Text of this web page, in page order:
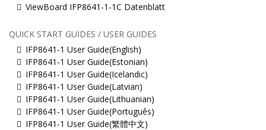
ViewBoard IFP8641-1-1C Datenblatt
QUICK START GUIDES / USER GUIDES
IFP8641-1 User Guide(English)
IFP8641-1 User Guide(Estonian)
IFP8641-1 User Guide(Icelandic)
IFP8641-1 User Guide(Latvian)
IFP8641-1 User Guide(Lithuanian)
IFP8641-1 User Guide(Português)
IFP8641-1 User Guide(繁體中文)